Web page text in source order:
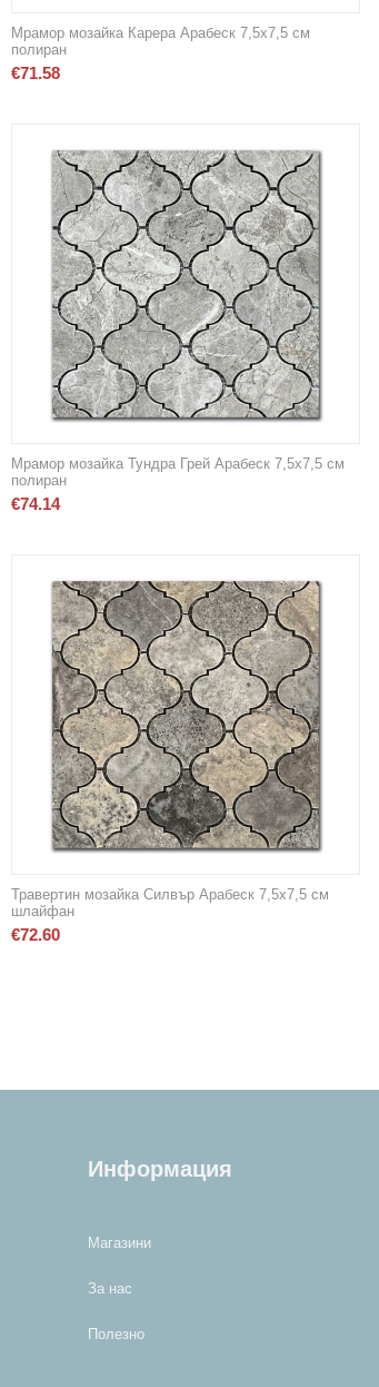
Мрамор мозайка Карера Арабеск 7,5х7,5 см
полиран
€71.58
Мрамор мозайка Тундра Грей Арабеск 7,5х7,5 см
полиран
€74.14
Травертин мозайка Силвър Арабеск 7,5х7,5 см
шлайфан
€72.60
Информация
Магазини
За нас
Полезнo